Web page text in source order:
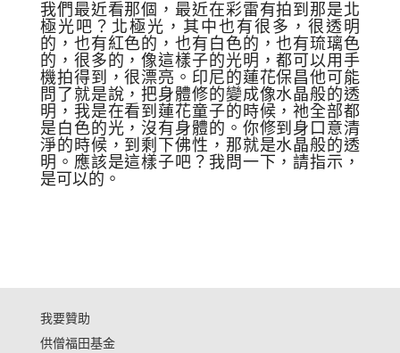
我們最近看那個 ，最近在彩雷有拍到那是北
極光吧？ 北極光， 其中也有很多，很透明
的， 也有紅色的 ，也有白色的，也有琉璃色
的 ， 很多的，像這樣子的光明 ，都可以用手
機拍得到，很漂亮。印尼的蓮花保昌他可能
問了就是說 ，把身體修的變成像水晶般的透
明，我是在看到蓮花童子的時候，祂全部都
是白色的光 ，沒有身體的。 你修到身 口意清
淨的時候 ， 到 剩下佛性 ，那就是水晶般的透
明。應該是這樣子吧？我問一下 ，請指示 ，
是可以的。
我要贊助
供僧福田基金